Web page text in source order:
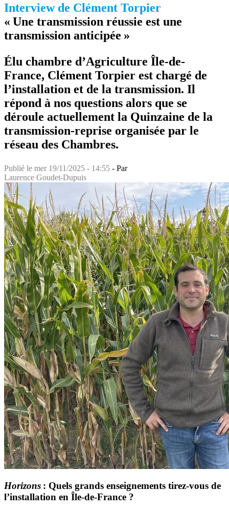
Interview de Clément Torpier
« Une transmission réussie est une
transmission anticipée »
Élu chambre d’Agriculture Île-de-
France, Clément Torpier est chargé de
l’installation et de la transmission. Il
répond à nos questions alors que se
déroule actuellement la Quinzaine de la
transmission-reprise organisée par le
réseau des Chambres.
Publié le mer 19/11/2025 - 14:55 - Par
Laurence Goudet-Dupuis
Horizons : Quels grands enseignements tirez-vous de
l’installation en Île-de-France ?